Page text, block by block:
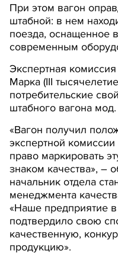
При этом вагон
штабной: в нем
поезда, оснащенное
современным
Экспертная
Марка (III
потребительские
штабного вагона
«Вагон получил
экспертной
право маркировать
знаком качества», –
начальник отдела
менеджмента
«Наше предприятие
подтвердило свою
качественную,
продукцию».